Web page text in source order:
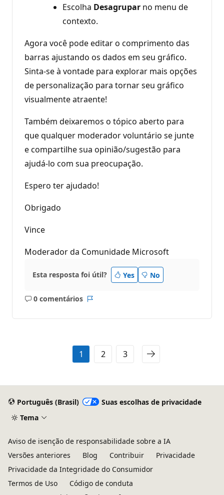
Escolha Desagrupar no menu de
contexto.
Agora você pode editar o comprimento das
barras ajustando os dados em seu gráfico.
Sinta-se à vontade para explorar mais opções
de personalização para tornar seu gráfico
visualmente atraente!
Também deixaremos o tópico aberto para
que qualquer moderador voluntário se junte
e compartilhe sua opinião/sugestão para
ajudá-lo com sua preocupação.
Espero ter ajudado!
Obrigado
Vince
Moderador da Comunidade Microsoft
Esta resposta foi útil? Yes No
0 comentários
Sem
Relatório
1 2 3
Português (Brasil)
Suas escolhas de privacidade
Tema
Aviso de isenção de responsabilidade sobre a IA
Versões anteriores
Blog Contribuir
Privacidade
Privacidade da Integridade do Consumidor
Termos de Uso
Código de conduta